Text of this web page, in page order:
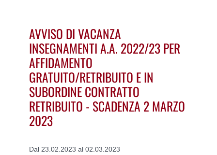
AVVISO DI VACANZA
INSEGNAMENTI A.A. 2022/23 PER
AFFIDAMENTO
GRATUITO/RETRIBUITO E IN
SUBORDINE CONTRATTO
RETRIBUITO - SCADENZA 2 MARZO
2023
Dal 23.02.2023 al 02.03.2023